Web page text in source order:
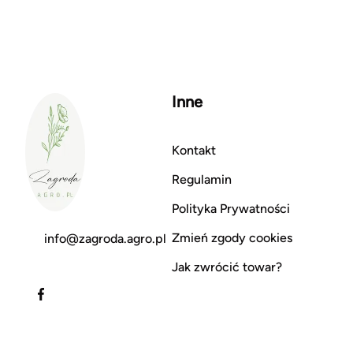
info@zagroda.agro.pl
Inne
Kontakt
Regulamin
Polityka Prywatności
Zmień zgody cookies
Jak zwrócić towar?